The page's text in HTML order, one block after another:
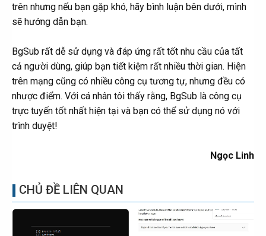
trên nhưng nếu bạn gặp khó, hãy bình luận bên dưới, mình
sẽ hướng dẫn bạn.
BgSub rất dễ sử dụng và đáp ứng rất tốt nhu cầu của tất
cả người dùng, giúp bạn tiết kiệm rất nhiều thời gian. Hiện
trên mạng cũng có nhiều công cụ tương tự, nhưng đều có
nhược điểm. Với cá nhân tôi thấy rằng, BgSub là công cụ
trực tuyến tốt nhất hiện tại và bạn có thể sử dụng nó với
trình duyệt!
Ngọc Linh
CHỦ ĐỀ LIÊN QUAN